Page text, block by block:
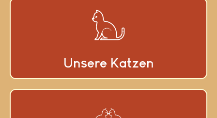
Unsere Katzen